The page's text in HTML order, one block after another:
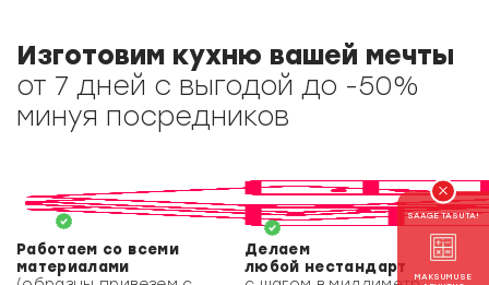
Изготовим кухню вашей мечты
от 7 дней с выгодой до -50%
минуя посредников
Работаем со всеми
материалами
Делаем
любой нестандарт
SAAGE TASUTA!
MAKSUMUSE